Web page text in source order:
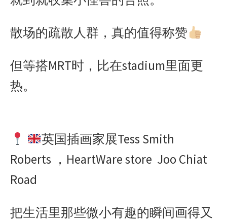
散场的疏散人群，真的值得称赞
但等搭MRT时，比在stadium里面更
热。
英国插画家展Tess Smith
Roberts ，HeartWare store Joo Chiat
Road
把生活里那些微小有趣的瞬间画得又